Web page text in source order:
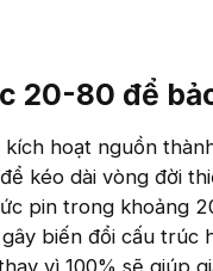
20-80 để
kích hoạt nguồn
kéo dài vòng đời
pin trong khoảng
biến đổi cấu trúc